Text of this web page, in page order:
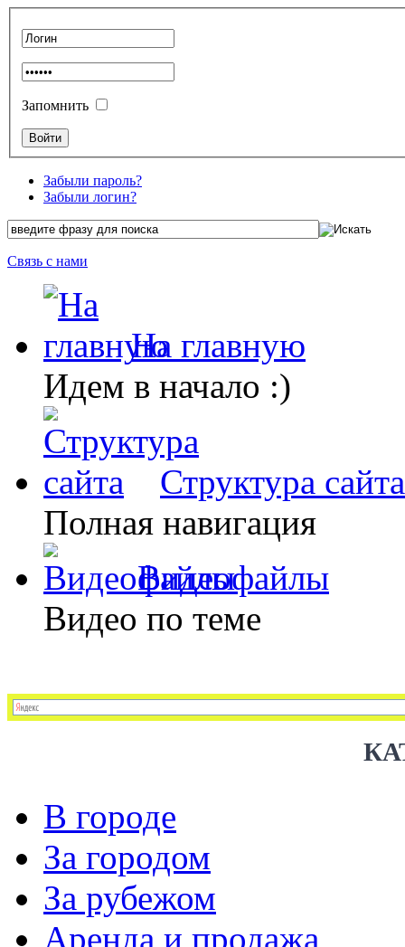
Запомнить
Забыли пароль?
Забыли логин?
Связь с нами
На главную
Идем в начало :)
Структура сайта
Полная навигация
Видеофайлы
Видео по теме
В городе
За городом
За рубежом
Аренда и продажа